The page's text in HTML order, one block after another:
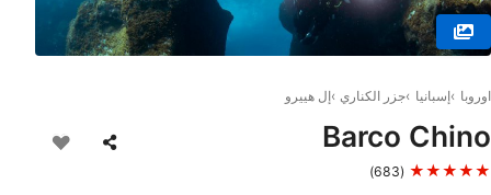
اوروبا إسبانيا جزر الكناري إل هييرو
Barco Chino
★★★★★
(683)